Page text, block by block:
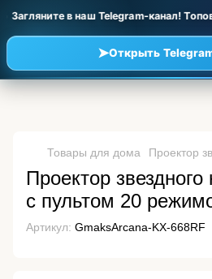
в наш Telegram-канал!
➤Открыть
Товары для дома Проектор
Проектор
с пультом 20
Артикул: GmaksArcana-KX-668RF